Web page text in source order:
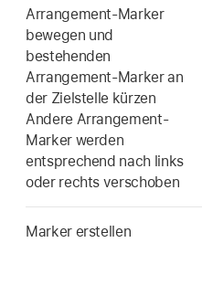
Arrangement-Marker
bewegen und
bestehenden
Arrangement-Marker an
der Zielstelle kürzen
Andere Arrangement-
Marker werden
entsprechend nach links
oder rechts verschoben
Marker erstellen